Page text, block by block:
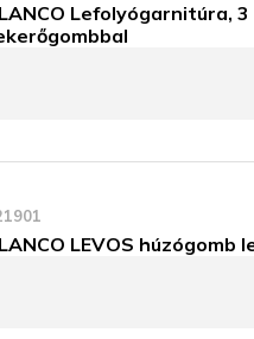
Lefolyógarnitúra,
LEVOS